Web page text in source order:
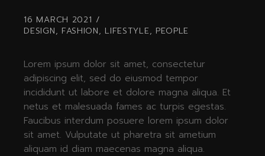
16 MARCH 2021
DESIGN, FASHION, LIFESTYLE, PEOPLE
Lorem ipsum dolor sit amet, consectetur
adipiscing elit, sed do eiusmod tempor
incididunt ut labore et dolore magna aliqua. Et
netus et malesuada fames ac turpis egestas.
Faucibus interdum posuere lorem ipsum dolor
sit amet. Vulputate ut pharetra sit ametium
aliquam id diam maecenas magna aliqua.